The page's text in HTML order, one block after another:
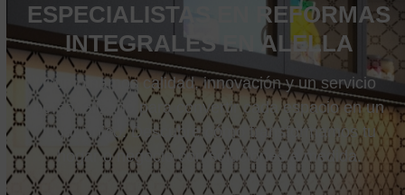
ESPECIALISTAS EN REFORMAS
INTEGRALES EN ALELLA
Combinamos calidad, innovación y un servicio
personalizado para convertir cada espacio en un
lugar único. Descubre cómo transformamos tu
hogar o negocio con soluciones a medida.